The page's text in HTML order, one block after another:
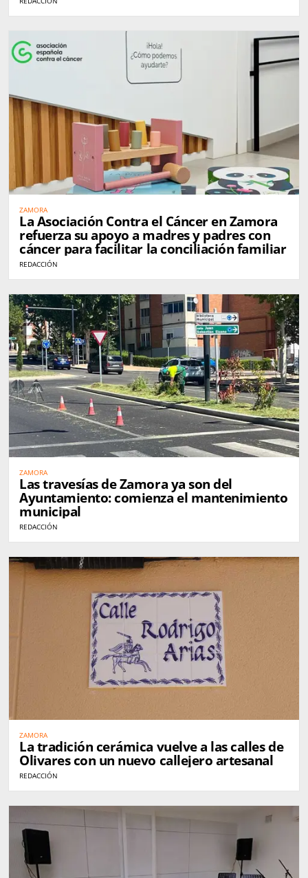
ZAMORA
La Asociación Contra el Cáncer en Zamora
refuerza su apoyo a madres y padres con
cáncer para facilitar la conciliación familiar
REDACCIÓN
ZAMORA
Las travesías de Zamora ya son del
Ayuntamiento: comienza el mantenimiento
municipal
REDACCIÓN
ZAMORA
La tradición cerámica vuelve a las calles de
Olivares con un nuevo callejero artesanal
REDACCIÓN